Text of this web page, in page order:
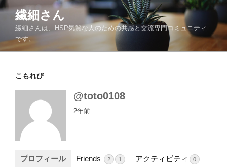
コ
ン
ツ
繊細さん
繊細さんは、HSP気質な人のための共感と交流専門コミュニティ
です。
こもれび
@toto0108
2年前
プロフィール Friends 2 1 アクティビティ 0